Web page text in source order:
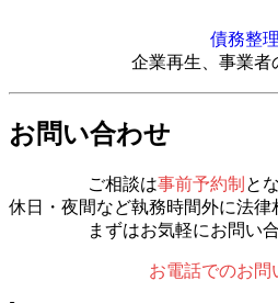
債務整理
企業再生、事業者
お問い合わせ
ご相談は事前予約制 と
休日・夜間など執務時間外に法律
まずはお気軽にお問い
お電話でのお問